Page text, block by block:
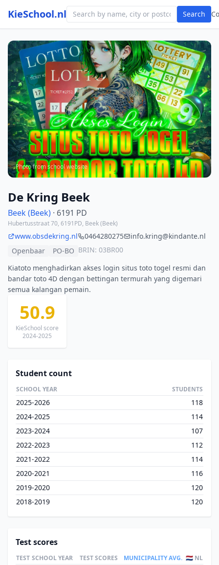
KieSchool.nl Search
Photo from school website
De Kring Beek
Beek (Beek) · 6191 PD
Hubertusstraat 70, 6191PD, Beek (Beek)
www.obsdekring.nl 0464280275
info.kring@kindante.nl
Openbaar
PO-BO BRIN: 03BR00
Kiatoto menghadirkan akses login situs toto togel resmi dan
bandar toto 4D dengan bettingan termurah yang digemari
semua kalangan pemain.
50.9
KieSchool score
2024-2025
Student count
SCHOOL YEAR STUDENTS
2025-2026
118
2024-2025
114
2023-2024
107
2022-2023
112
2021-2022
114
2020-2021
116
2019-2020
120
2018-2019
120
Test scores
TEST SCHOOL YEAR TEST SCORES MUNICIPALITY AVG. 🇳🇱 NL